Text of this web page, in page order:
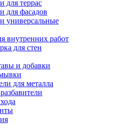
для террас
для фасадов
универсальные
внутренних работ
для стен
и добавки
для металла